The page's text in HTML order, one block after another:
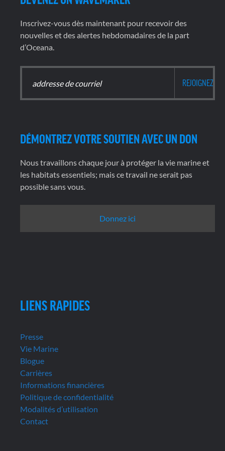
Inscrivez-vous dès maintenant pour recevoir des
nouvelles et des alertes hebdomadaires de la part
d’Oceana.
DÉMONTREZ VOTRE SOUTIEN AVEC UN DON
Nous travaillons chaque jour à protéger la vie marine et
les habitats essentiels; mais ce travail ne serait pas
possible sans vous.
Donnez ici
LIENS RAPIDES
Presse
Vie Marine
Blogue
Carrières
Informations financières
Politique de confidentialité
Modalités d’utilisation
Contact